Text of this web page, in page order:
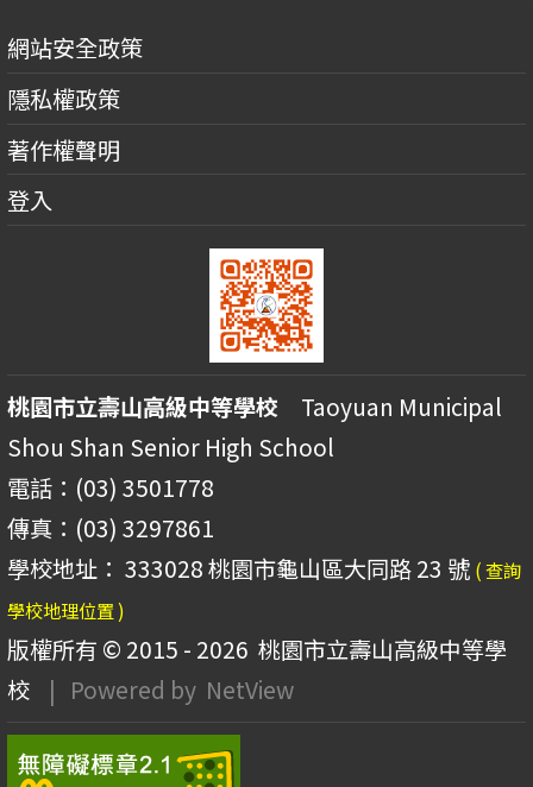
網站安全政策
隱私權政策
著作權聲明
登入
桃園市立壽山高級中等學校 Taoyuan Municipal
Shou Shan Senior High School
電話：(03) 3501778
傳真：(03) 3297861
學校地址： 333028 桃園市龜山區大同路 23 號 ( 查詢
學校地理位置 )
版權所有 © 2015 - 2026 桃園市立壽山高級中等學
校
| Powered by NetView